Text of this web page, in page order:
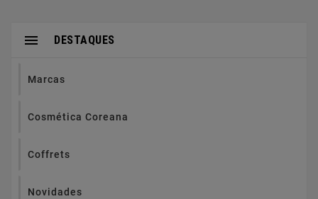
DESTAQUES

Marcas
Cosmética Coreana
Coffrets
Novidades